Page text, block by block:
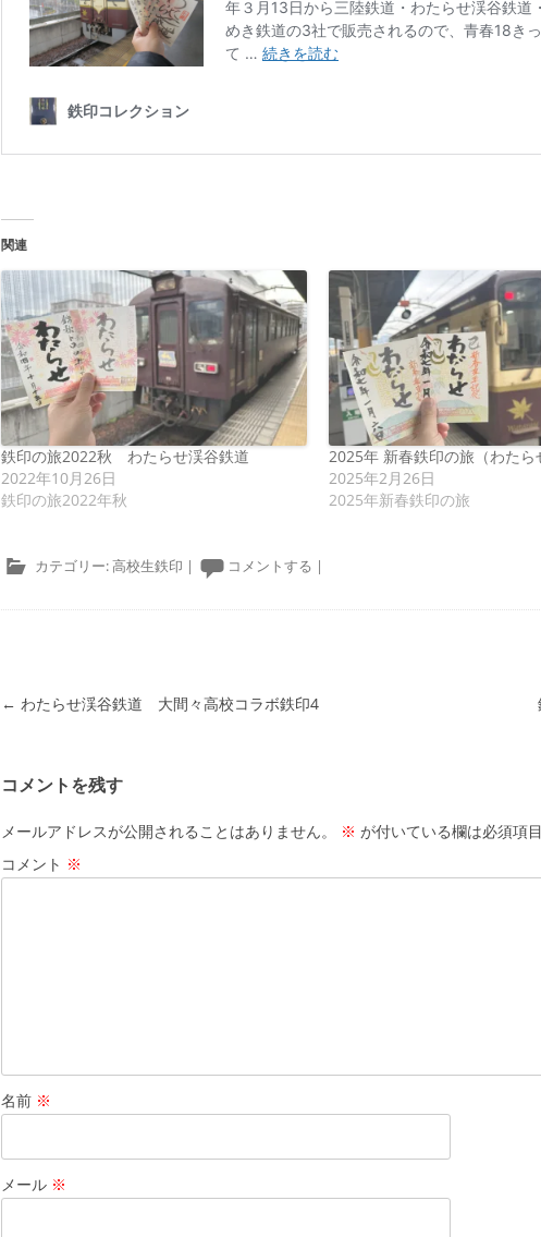
関連
鉄印の旅2022秋 わたらせ渓谷鉄道
2022年10月26日
鉄印の旅2022年秋
2025年 新春鉄印の旅（わたら
2025年2月26日
2025年新春鉄印の旅
カテゴリー:高校生鉄印 | コメントする |
投稿ナビゲーション
← わたらせ渓谷鉄道 大間々高校コラボ鉄印4
コメントを残す
メールアドレスが公開されることはありません。 ※ が付いている欄は必須項
コメント ※
名前 ※
メール ※